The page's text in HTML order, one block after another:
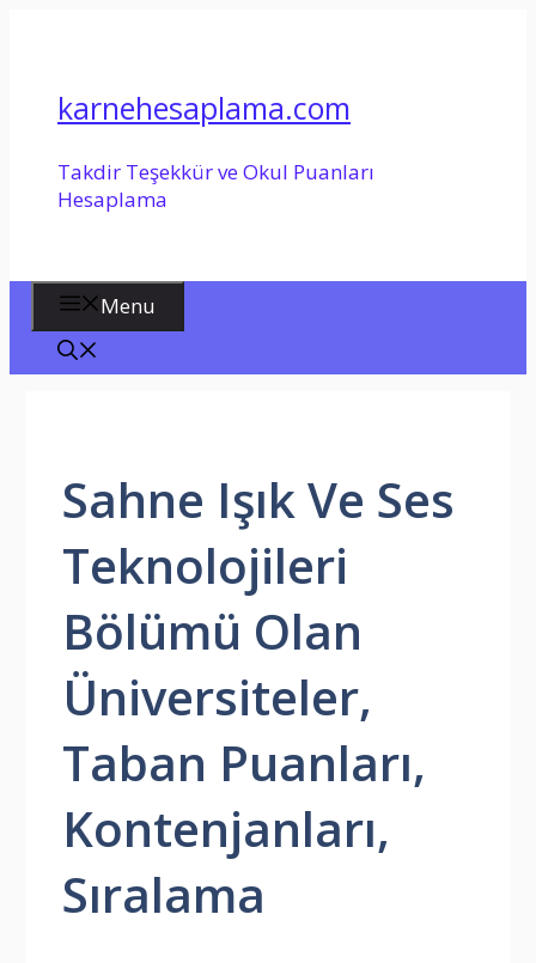
karnehesaplama.com
Takdir Teşekkür ve Okul Puanları
Hesaplama
Menu
Sahne Işık Ve Ses
Teknolojileri
Bölümü Olan
Üniversiteler,
Taban Puanları,
Kontenjanları,
Sıralama